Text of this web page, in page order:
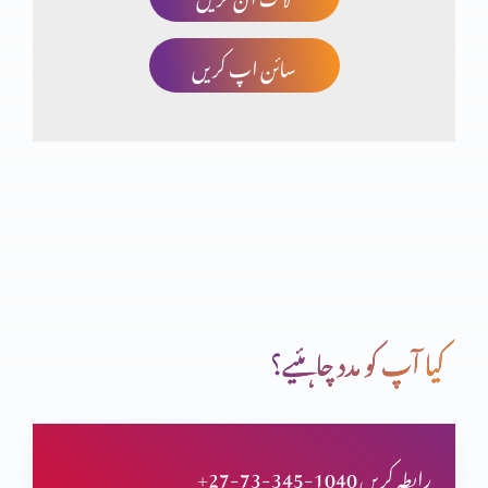
صلیب پر کفارہ
انبیاء و بزرگ – الیشع نبی
سائن اپ کریں
کیا آپ کو مدد چاہئیے؟
+27-73-345-1040 رابطہ کریں